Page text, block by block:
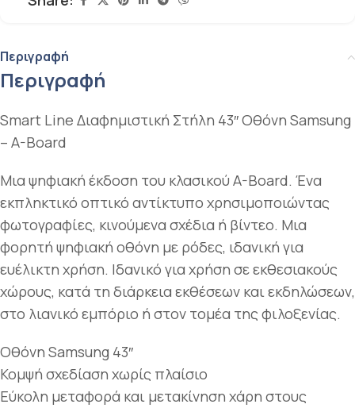
Περιγραφή
Περιγραφή
Smart Line Διαφημιστική Στήλη 43″ Οθόνη Samsung
– A-Board
Μια ψηφιακή έκδοση του κλασικού A-Board. Ένα
εκπληκτικό οπτικό αντίκτυπο χρησιμοποιώντας
φωτογραφίες, κινούμενα σχέδια ή βίντεο. Μια
φορητή ψηφιακή οθόνη με ρόδες, ιδανική για
ευέλικτη χρήση. Ιδανικό για χρήση σε εκθεσιακούς
χώρους, κατά τη διάρκεια εκθέσεων και εκδηλώσεων,
στο λιανικό εμπόριο ή στον τομέα της φιλοξενίας.
Οθόνη Samsung 43″
Κομψή σχεδίαση χωρίς πλαίσιο
Εύκολη μεταφορά και μετακίνηση χάρη στους